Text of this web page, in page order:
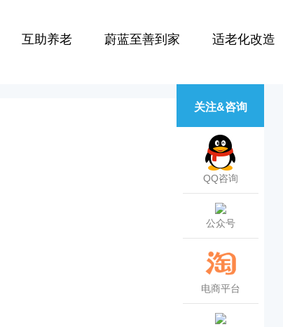
互助养老 蔚蓝至善到家 适老化改造
关注&咨询
QQ咨询
公众号
电商平台